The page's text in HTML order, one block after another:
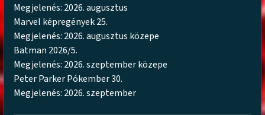
Megjelenés: 2026. augusztus
Marvel képregények 25.
Megjelenés: 2026. augusztus közepe
Batman 2026/5.
Megjelenés: 2026. szeptember közepe
Peter Parker Pókember 30.
Megjelenés: 2026. szeptember